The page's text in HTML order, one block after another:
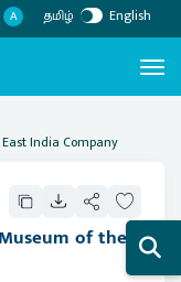
A தமிழ் English
India Company
of the